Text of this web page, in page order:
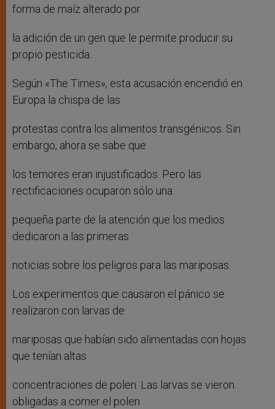
forma de maíz alterado por
la adición de un gen que le permite producir su
propio pesticida.
Según «The Times», esta acusación encendió en
Europa la chispa de las
protestas contra los alimentos transgénicos. Sin
embargo, ahora se sabe que
los temores eran injustificados. Pero las
rectificaciones ocuparon sólo una
pequeña parte de la atención que los medios
dedicaron a las primeras
noticias sobre los peligros para las mariposas.
Los experimentos que causaron el pánico se
realizaron con larvas de
mariposas que habían sido alimentadas con hojas
que tenían altas
concentraciones de polen. Las larvas se vieron
obligadas a comer el polen